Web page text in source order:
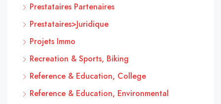
Prestataires Partenaires
Prestataires>Juridique
Projets Immo
Recreation & Sports, Biking
Reference & Education, College
Reference & Education, Environmental